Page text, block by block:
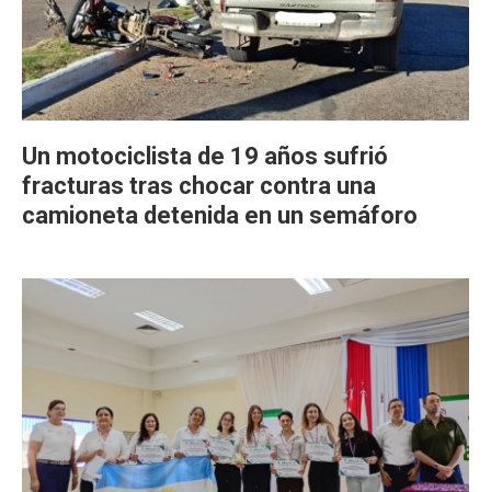
Un motociclista de 19 años sufrió
fracturas tras chocar contra una
camioneta detenida en un semáforo